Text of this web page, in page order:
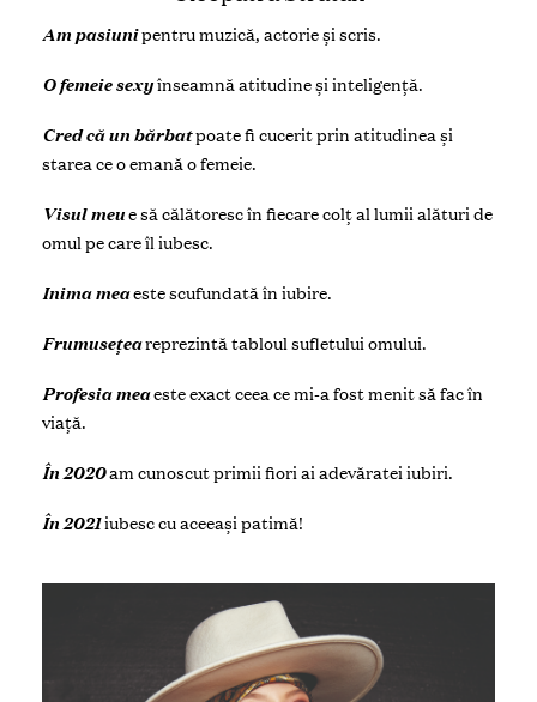
Am pasiunipentru muzică, actorie și scris.
O femeiesexyînseamnă atitudine și inteligență.
Cred că un bărbatpoate fi cucerit prin atitudinea și
starea ce o emană o femeie.
Visul meue să călătoresc în fiecare colț al lumii alături de
omul pe care îl iubesc.
Inima meaeste scufundată în iubire.
Frumusețeareprezintă tabloul sufletului omului.
Profesia meaeste exact ceea ce mi-a fost menit să fac în
viață.
În 2020am cunoscut primii fiori ai adevăratei iubiri.
În 2021iubesc cu aceeași patimă!